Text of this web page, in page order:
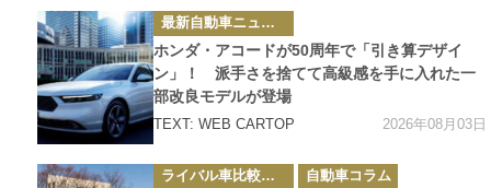
カ
テ
ゴ
リ
ー
最新自動車ニュース
ホンダ・アコードが50周年で「引き算デザイ
ン」！ 派手さを捨てて高級感を手に入れた一
部改良モデルが登場
TEXT: WEB CARTOP 2026年08月03日
カ
テ
ライバル車比較テスト 自動車コラム